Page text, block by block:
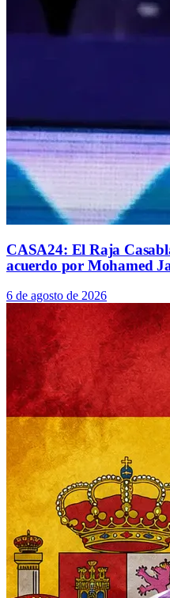
CASA24: El Raja
acuerdo por Mohamed
6 de agosto de 2026